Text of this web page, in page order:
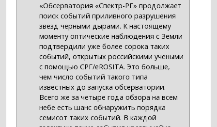
«Обсерватория «Спектр-РГ» продолжает
поиск событий приливного разрушения
звезд черными дырами. К настоящему
моменту оптические наблюдения с Земли
подтвердили уже более сорока таких
событий, открытых российскими учеными
с помощью СРГ/eROSITA. Это больше,
чем число событий такого типа
известных до запуска обсерватории.
Всего же за четыре года обзора на всем
небе есть шанс обнаружить порядка
семисот таких событий. В каждой